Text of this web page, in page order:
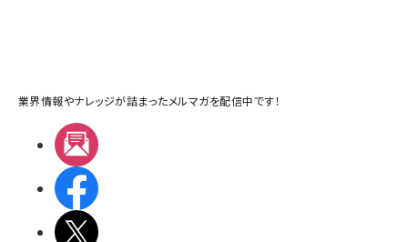
業界情報やナレッジが詰まったメルマガを配信中です！